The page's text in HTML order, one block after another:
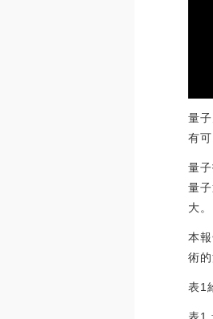
量
有
量
量
大。
本
術
表1